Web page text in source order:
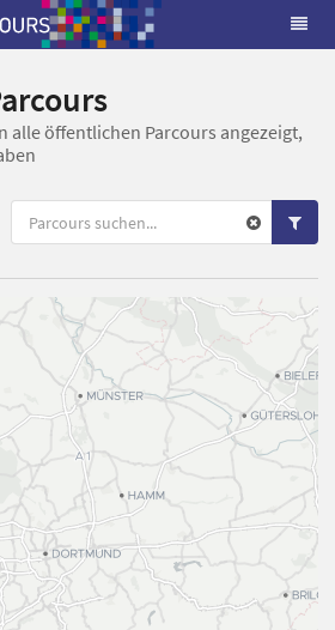
alle öffentlichen Parcours angezeigt,